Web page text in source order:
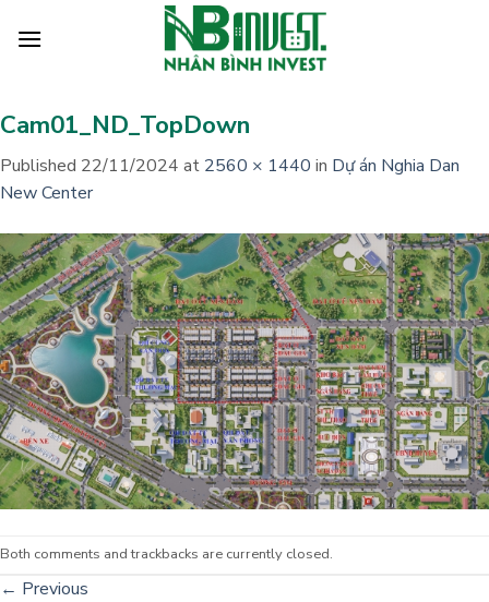
Cam01_ND_TopDown
Published 22/11/2024 at 2560 × 1440 in Dự án Nghia Dan
New Center
Both comments and trackbacks are currently closed.
← Previous